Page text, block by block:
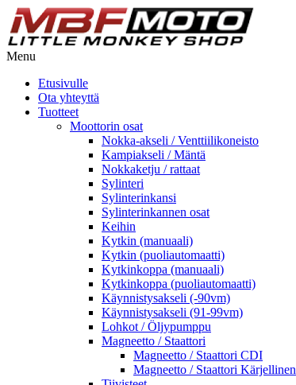
Menu
Etusivulle
Ota yhteyttä
Tuotteet
Moottorin osat
Nokka-akseli / Venttiilikoneisto
Kampiakseli / Mäntä
Nokkaketju / rattaat
Sylinteri
Sylinterinkansi
Sylinterinkannen osat
Keihin
Kytkin (manuaali)
Kytkin (puoliautomaatti)
Kytkinkoppa (manuaali)
Kytkinkoppa (puoliautomaatti)
Käynnistysakseli (-90vm)
Käynnistysakseli (91-99vm)
Lohkot / Öljypumppu
Magneetto / Staattori
Magneetto / Staattori CDI
Magneetto / Staattori Kärjellinen